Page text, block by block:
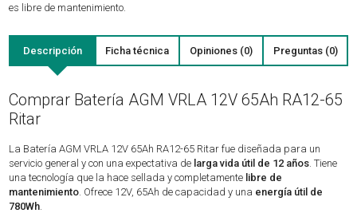
es libre de mantenimiento.
Descripción Ficha técnica Opiniones (0) Preguntas (0)
Comprar Batería AGM VRLA 12V 65Ah RA12-65
Ritar
La Batería AGM VRLA 12V 65Ah RA12-65 Ritar fue diseñada para un
servicio general y con una expectativa de larga vida útil de 12 años . Tiene
una tecnología que la hace sellada y completamente libre de
mantenimiento . Ofrece 12V, 65Ah de capacidad y una energía útil de
780Wh